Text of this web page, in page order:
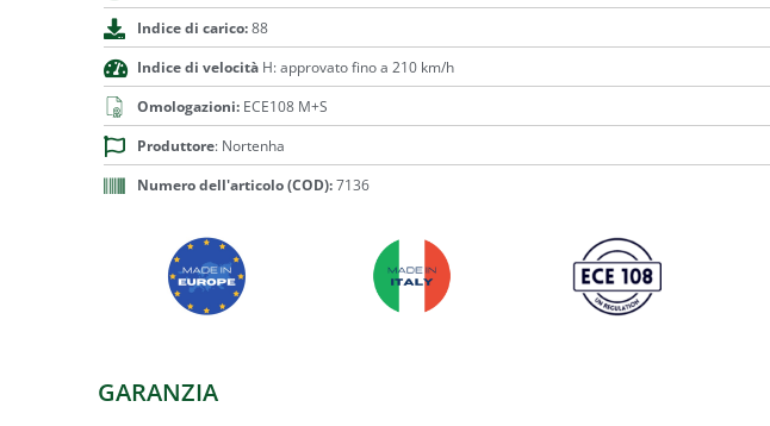
Indice di carico:88
Indice di velocità H: approvato fino a 210 km/h
Omologazioni:ECE108 M+S
Produttore: Nortenha
Numero dell'articolo (COD):7136
GARANZIA